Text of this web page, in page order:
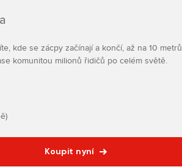
kde se zácpy začínají a končí, až na 10 metrů
komunitou milionů řidičů po celém světě.
Koupit nyní